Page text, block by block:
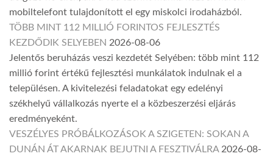
mobiltelefont tulajdonított el egy miskolci irodaházból.
TÖBB MINT 112 MILLIÓ FORINTOS FEJLESZTÉS
KEZDŐDIK SELYEBEN 2026-08-06
Jelentős beruházás veszi kezdetét Selyében: több mint 112
millió forint értékű fejlesztési munkálatok indulnak el a
településen. A kivitelezési feladatokat egy edelényi
székhelyű vállalkozás nyerte el a közbeszerzési eljárás
eredményeként.
VESZÉLYES PRÓBÁLKOZÁSOK A SZIGETEN: SOKAN A
DUNÁN ÁT AKARNAK BEJUTNI A FESZTIVÁLRA 2026-08-